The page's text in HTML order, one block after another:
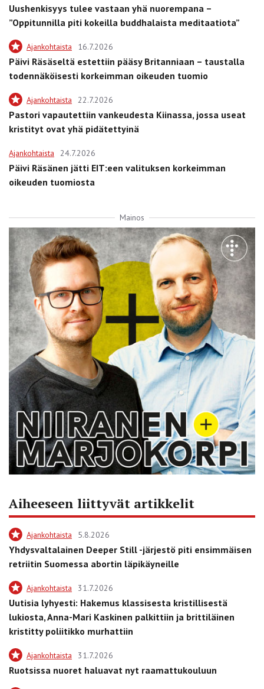
Uushenkisyys tulee vastaan yhä nuorempana –
”Oppitunnilla piti kokeilla buddhalaista meditaatiota”
Ajankohtaista 16.7.2026
Päivi Räsäseltä estettiin pääsy Britanniaan – taustalla
todennäköisesti korkeimman oikeuden tuomio
Ajankohtaista 22.7.2026
Pastori vapautettiin vankeudesta Kiinassa, jossa useat
kristityt ovat yhä pidätettyinä
Ajankohtaista 24.7.2026
Päivi Räsänen jätti EIT:een valituksen korkeimman
oikeuden tuomiosta
Mainos
Aiheeseen liittyvät artikkelit
Ajankohtaista 5.8.2026
Yhdysvaltalainen Deeper Still -järjestö piti ensimmäisen
retriitin Suomessa abortin läpikäyneille
Ajankohtaista 31.7.2026
Uutisia lyhyesti: Hakemus klassisesta kristillisestä
lukiosta, Anna-Mari Kaskinen palkittiin ja brittiläinen
kristitty poliitikko murhattiin
Ajankohtaista 31.7.2026
Ruotsissa nuoret haluavat nyt raamattukouluun